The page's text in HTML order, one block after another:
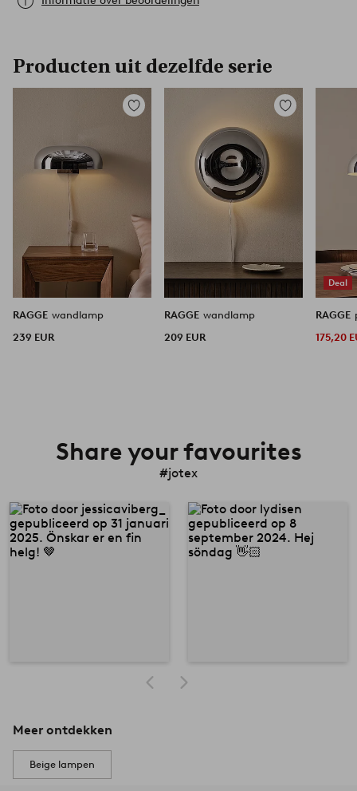
Producten uit dezelfde serie
Toevoegen
RAGGE wandlamp
239 EUR
Toevoegen
RAGGE wandlamp
209 EUR
Deal
RAGGE
175,20
Share your favourites
#jotex
Meer ontdekken
Beige lampen